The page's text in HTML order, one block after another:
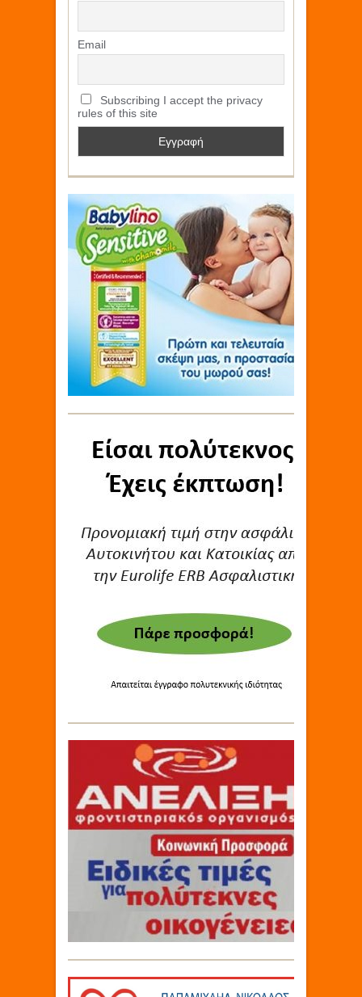
Email
Subscribing I accept the privacy
rules of this site